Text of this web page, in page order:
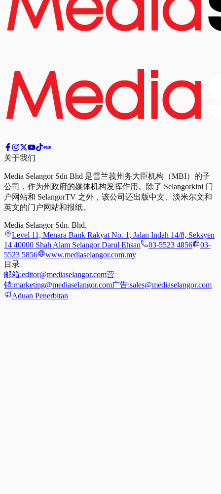
关于我们
Media Selangor Sdn Bhd 是雪兰莪州务大臣机构（MBI）的子
公司，作为州政府的媒体机构发挥作用。除了 Selangorkini 门
户网站和 SelangorTV 之外，该公司还出版中文、淡米尔文和
英文的门户网站和报纸。
Media Selangor Sdn. Bhd.
Level 11, Menara Bank Rakyat No. 1, Jalan Indah 14/8, Seksyen
14 40000 Shah Alam Selangor Darul Ehsan
03-5523 4856
03-
5523 5856
www.mediaselangor.com.my
目录
邮箱:editor@mediaselangor.com营
销:marketing@mediaselangor.com广告:sales@mediaselangor.com
Aduan Penerbitan